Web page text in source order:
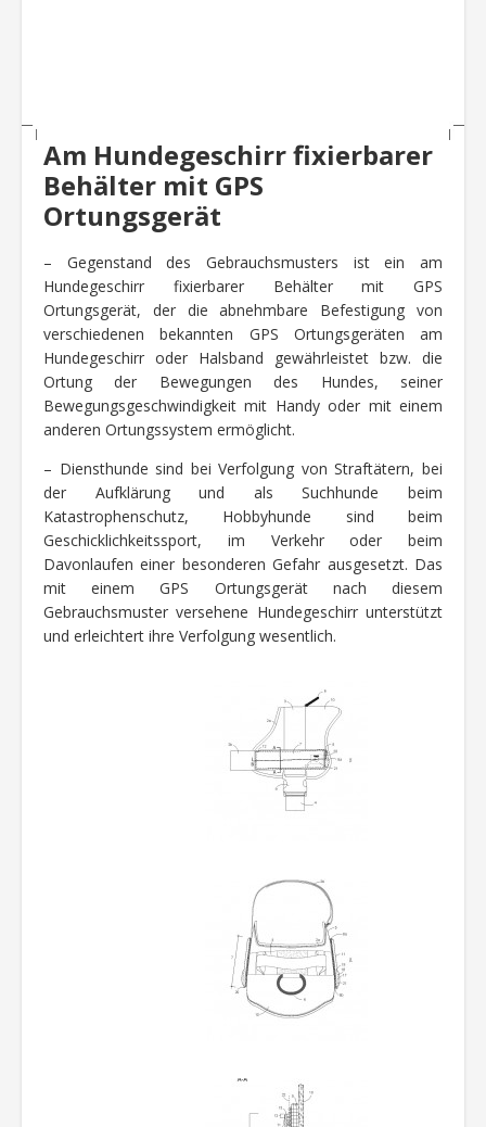
Am Hundegeschirr fixierbarer
Behälter mit GPS
Ortungsgerät
– Gegenstand des Gebrauchsmusters ist ein am
Hundegeschirr fixierbarer Behälter mit GPS
Ortungsgerät, der die abnehmbare Befestigung von
verschiedenen bekannten GPS Ortungsgeräten am
Hundegeschirr oder Halsband gewährleistet bzw. die
Ortung der Bewegungen des Hundes, seiner
Bewegungsgeschwindigkeit mit Handy oder mit einem
anderen Ortungssystem ermöglicht.
– Diensthunde sind bei Verfolgung von Straftätern, bei
der Aufklärung und als Suchhunde beim
Katastrophenschutz, Hobbyhunde sind beim
Geschicklichkeitssport, im Verkehr oder beim
Davonlaufen einer besonderen Gefahr ausgesetzt. Das
mit einem GPS Ortungsgerät nach diesem
Gebrauchsmuster versehene Hundegeschirr unterstützt
und erleichtert ihre Verfolgung wesentlich.